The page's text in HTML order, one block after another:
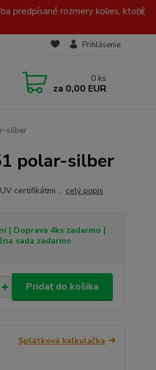
predpísané rozmery kolies, ktoré
Prihlásenie
0 ks
za 0,00 EUR
silber
polar-silber
certifikátmi ... celý popis
| Doprava 4ks zadarmo |
sada zadarmo
Pridať do košíka
Splátková kalkulačka